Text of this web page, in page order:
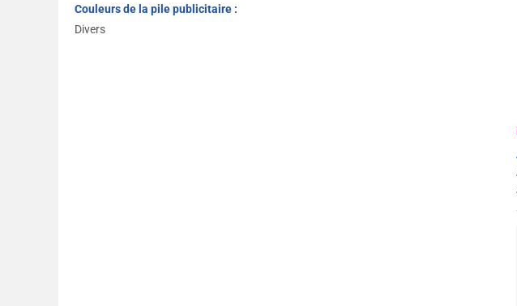
Couleurs de la pile publicitaire :
Divers